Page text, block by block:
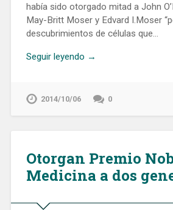
había sido otorgado mitad a John
May-Britt Moser y Edvard I.Moser
descubrimientos de células que…
Seguir leyendo →
2014/10/06 0
Otorgan Premio
Medicina a dos